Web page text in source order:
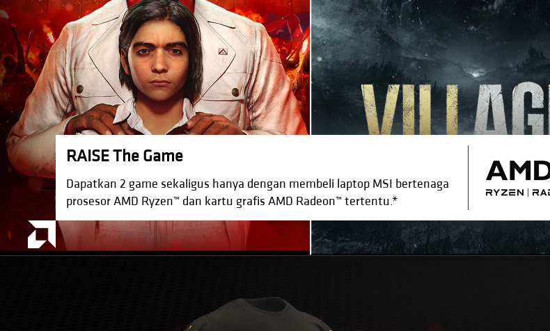
RAISE The Game
Dapatkan 2 game sekaligus hanya dengan membeli laptop MSI bertenaga
prosesor AMD Ryzen™ dan kartu grafis AMD Radeon™ tertentu.*